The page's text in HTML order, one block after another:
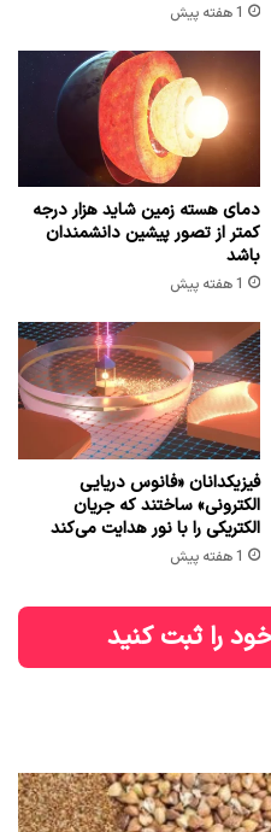
1 هفته پیش
دمای هسته زمین شاید هزار درجه
کمتر از تصور پیشین دانشمندان
باشد
1 هفته پیش
فیزیکدانان «فانوس دریایی
الکترونی» ساختند که جریان
الکتریکی را با نور هدایت می‌کند
1 هفته پیش
را ثبت کنید